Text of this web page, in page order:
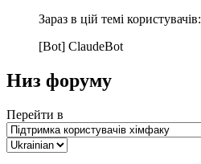
Зараз в цій темі користувачів:
[Bot] ClaudeBot
Низ форуму
Перейти в